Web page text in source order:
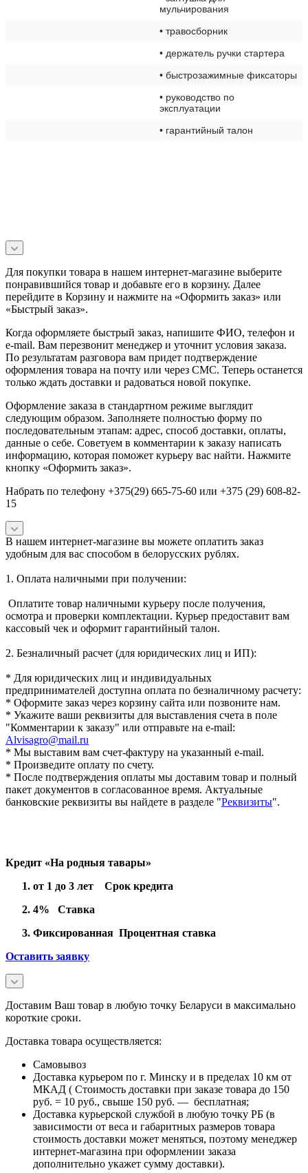
мульчирования
• травосборник
• держатель ручки стартера
• быстрозажимные фиксаторы
• руководство по
эксплуатации
• гарантийный талон
Для покупки товара в нашем интернет-магазине выберите
понравившийся товар и добавьте его в корзину. Далее
перейдите в Корзину и нажмите на «Оформить заказ» или
«Быстрый заказ».
Когда оформляете быстрый заказ, напишите ФИО, телефон и
e-mail. Вам перезвонит менеджер и уточнит условия заказа.
По результатам разговора вам придет подтверждение
оформления товара на почту или через СМС. Теперь останется
только ждать доставки и радоваться новой покупке.
Оформление заказа в стандартном режиме выглядит
следующим образом. Заполняете полностью форму по
последовательным этапам: адрес, способ доставки, оплаты,
данные о себе. Советуем в комментарии к заказу написать
информацию, которая поможет курьеру вас найти. Нажмите
кнопку «Оформить заказ».
Набрать по телефону +375(29) 665-75-60 или +375 (29) 608-82-
15
В нашем интернет-магазине вы можете оплатить заказ
удобным для вас способом в белорусских рублях.
1. Оплата наличными при получении:
Оплатите товар наличными курьеру после получения,
осмотра и проверки комплектации. Курьер предоставит вам
кассовый чек и оформит гарантийный талон.
2. Безналичный расчет (для юридических лиц и ИП):
* Для юридических лиц и индивидуальных
предпринимателей доступна оплата по безналичному расчету:
* Оформите заказ через корзину сайта или позвоните нам.
* Укажите ваши реквизиты для выставления счета в поле
"Комментарии к заказу" или отправьте на e-mail:
Alvisagro@mail.ru
* Мы выставим вам счет-фактуру на указанный e-mail.
* Произведите оплату по счету.
* После подтверждения оплаты мы доставим товар и полный
пакет документов в согласованное время. Актуальные
банковские реквизиты вы найдете в разделе "Реквизиты".
Кредит «На родныя тавары»
от 1 до 3 лет Срок кредита
4% Ставка
Фиксированная Процентная ставка
Оставить заявку
Доставим Ваш товар в любую точку Беларуси в максимально
короткие сроки.
Доставка товара осуществляется:
Самовывоз
Доставка курьером по г. Минску и в пределах 10 км от
МКАД ( Стоимость доставки при заказе товара до 150
руб. = 10 руб., свыше 150 руб. — бесплатная;
Доставка курьерской службой в любую точку РБ (в
зависимости от веса и габаритных размеров товара
стоимость доставки может меняться, поэтому менеджер
интернет-магазина при оформлении заказа
дополнительно укажет сумму доставки).